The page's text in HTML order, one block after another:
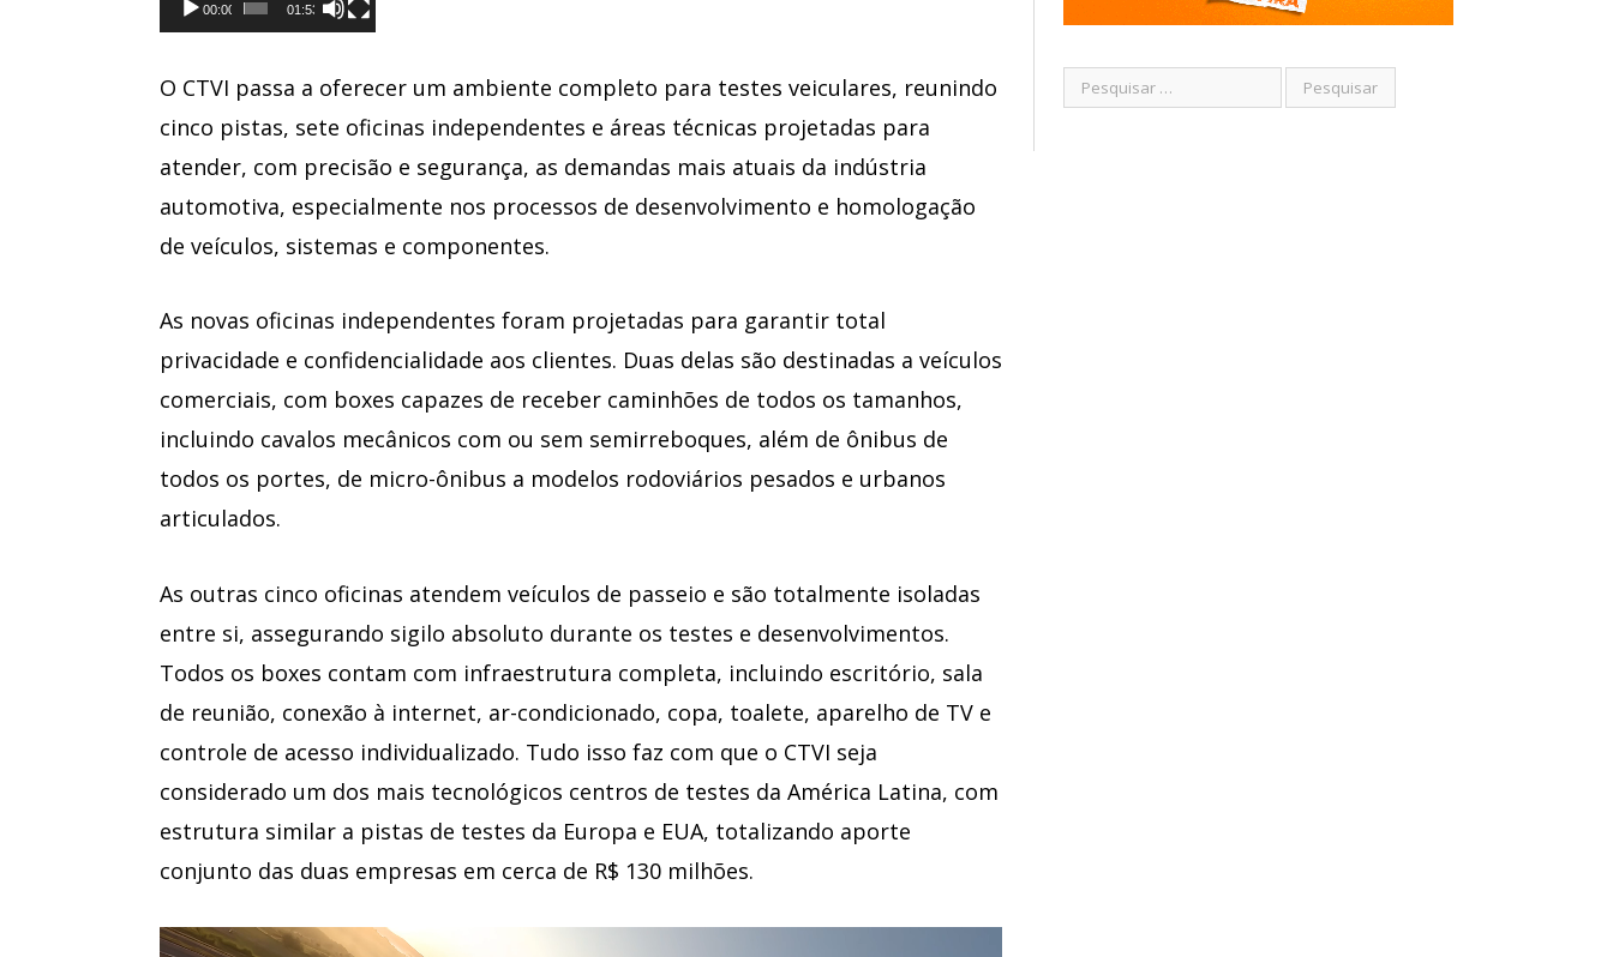
00:00 01:53
O CTVI passa a oferecer um ambiente completo para testes veiculares, reunindo
cinco pistas, sete oficinas independentes e áreas técnicas projetadas para
atender, com precisão e segurança, as demandas mais atuais da indústria
automotiva, especialmente nos processos de desenvolvimento e homologação
de veículos, sistemas e componentes.
As novas oficinas independentes foram projetadas para garantir total
privacidade e confidencialidade aos clientes. Duas delas são destinadas a veículos
comerciais, com boxes capazes de receber caminhões de todos os tamanhos,
incluindo cavalos mecânicos com ou sem semirreboques, além de ônibus de
todos os portes, de micro-ônibus a modelos rodoviários pesados e urbanos
articulados.
As outras cinco oficinas atendem veículos de passeio e são totalmente isoladas
entre si, assegurando sigilo absoluto durante os testes e desenvolvimentos.
Todos os boxes contam com infraestrutura completa, incluindo escritório, sala
de reunião, conexão à internet, ar-condicionado, copa, toalete, aparelho de TV e
controle de acesso individualizado. Tudo isso faz com que o CTVI seja
considerado um dos mais tecnológicos centros de testes da América Latina, com
estrutura similar a pistas de testes da Europa e EUA, totalizando aporte
conjunto das duas empresas em cerca de R$ 130 milhões.
Tocador